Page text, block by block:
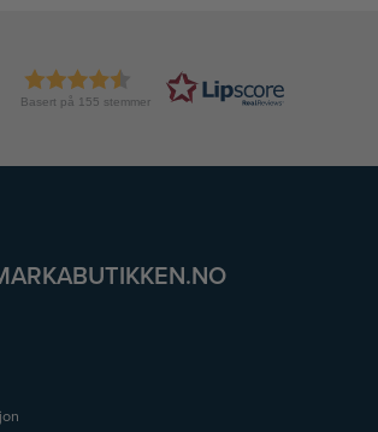
Basert på 155 stemmer